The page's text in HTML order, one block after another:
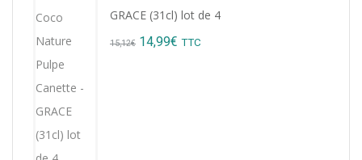
GRACE (31cl) lot de 4
15,12€ Original
14,99€ Current
TTC